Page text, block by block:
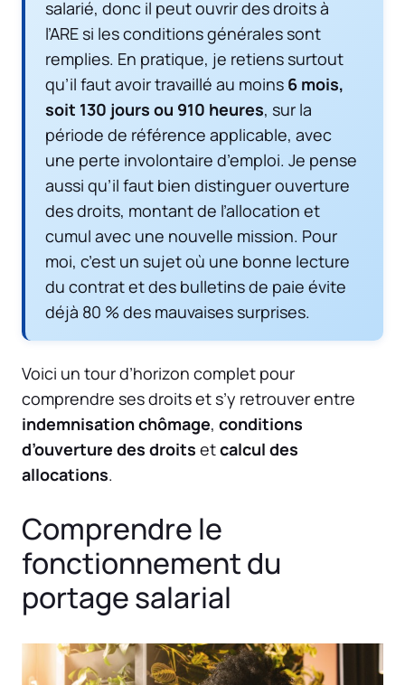
salarié, donc il peut ouvrir des droits à
l’ARE si les conditions générales sont
remplies. En pratique, je retiens surtout
qu’il faut avoir travaillé au moins 6 mois,
soit 130 jours ou 910 heures, sur la
période de référence applicable, avec
une perte involontaire d’emploi. Je pense
aussi qu’il faut bien distinguer ouverture
des droits, montant de l’allocation et
cumul avec une nouvelle mission. Pour
moi, c’est un sujet où une bonne lecture
du contrat et des bulletins de paie évite
déjà 80 % des mauvaises surprises.
Voici un tour d’horizon complet pour
comprendre ses droits et s’y retrouver entre
indemnisation chômage, conditions
d’ouverture des droits etcalcul des
allocations.
Comprendre le
fonctionnement du
portage salarial